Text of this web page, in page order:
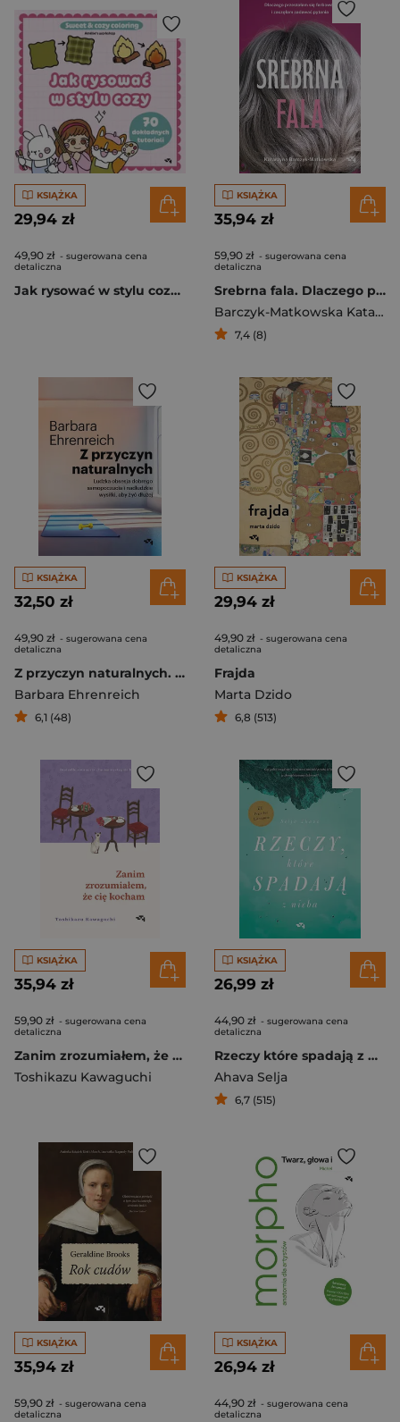
KSIĄŻKA
29,94 zł
49,90 zł - sugerowana cena
detaliczna
Jak rysować w stylu cozy. Sweet & cozy coloring
KSIĄŻKA
35,94 zł
59,90 zł - sugerowana cena
detaliczna
Srebrna fala. Dlaczego przestałam się farbować i zaczęłam zadawać pytania
Barczyk-Matkowska Katarzyna
7,4 (8)
KSIĄŻKA
32,50 zł
49,90 zł - sugerowana cena
detaliczna
Z przyczyn naturalnych. Ludzka obsesja dobrego samopoczucia i nadludzkie wysiłki, aby żyć dłużej
Barbara Ehrenreich
6,1 (48)
KSIĄŻKA
29,94 zł
49,90 zł - sugerowana cena
detaliczna
Frajda
Marta Dzido
6,8 (513)
KSIĄŻKA
35,94 zł
59,90 zł - sugerowana cena
detaliczna
Zanim zrozumiałem, że cię kocham. Zanim wystygnie kawa
Toshikazu Kawaguchi
KSIĄŻKA
26,99 zł
44,90 zł - sugerowana cena
detaliczna
Rzeczy które spadają z nieba
Ahava Selja
6,7 (515)
KSIĄŻKA
35,94 zł
59,90 zł - sugerowana cena
detaliczna
KSIĄŻKA
26,94 zł
44,90 zł - sugerowana cena
detaliczna